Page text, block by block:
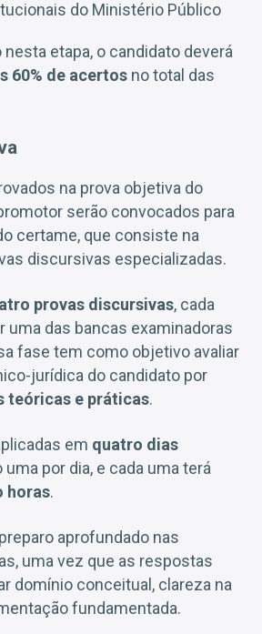
do Ministério Público
nesta etapa, o candidato deverá
60% de acertos no total das
na prova objetiva do
serão convocados para
certame, que consiste na
discursivas especializadas.
provas discursivas, cada
uma das bancas examinadoras
fase tem como objetivo avaliar
jurídica do candidato por
teóricas e práticas.
em quatro dias
uma por dia, e cada uma terá
horas.
aprofundado nas
uma vez que as respostas
domínio conceitual, clareza na
fundamentada.